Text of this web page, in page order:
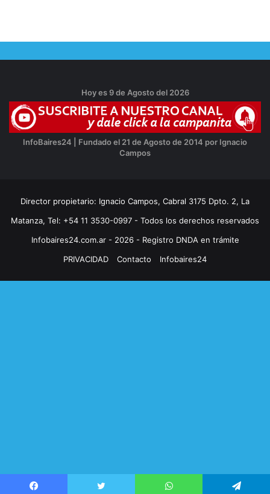
Hoy es 9 de Agosto del 2026
InfoBaires24 | Fundado el 21 de Agosto de 2014 por Ignacio
Campos
Director propietario: Ignacio Campos, Cabral 3175 Dpto. 2, La
Matanza, Tel: +54 11 3530-0997 - Todos los derechos reservados
Infobaires24.com.ar - 2026 - Registro DNDA en trámite
PRIVACIDAD
Contacto Infobaires24